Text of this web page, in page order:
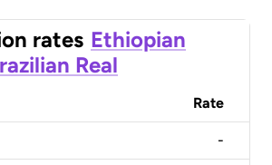
rates Ethiopian
Real
Rate
-